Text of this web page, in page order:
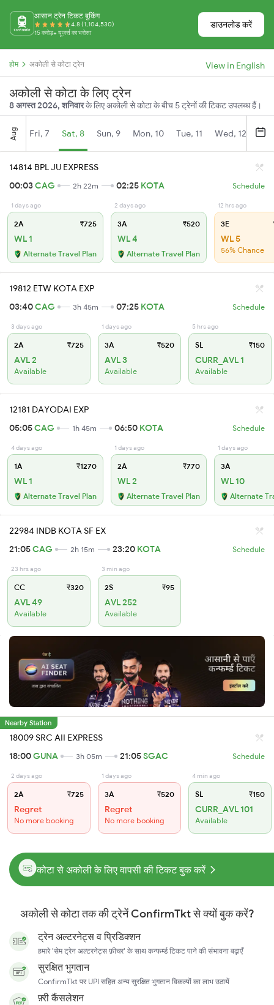
आसान ट्रेन टिकट बुकिंग
4.8 (1,104,530)
15 करोड़+ यूज़र्स का भरोसा
डाउनलोड करें
होम अकोली से कोटा ट्रेन View in English
अकोली से कोटा के लिए ट्रेन
8 अगस्त 2026, शनिवारके लिए अकोली से कोटा के बीच 5 ट्रेनों की टिकट उपलब्ध हैं।
Aug Fri, 7 Sat, 8 Sun, 9 Mon, 10 Tue, 11 Wed, 12
14814 BPL JU EXPRESS
00:03CAG 2h 22m 02:25 KOTA Schedule
1 days ago
2A ₹725
WL 1
Alternate Travel Plan
2 days ago
3A ₹520
WL 4
Alternate Travel Plan
12 hrs ago
3E
WL 5
56% Chance
19812 ETW KOTA EXP
03:40CAG 3h 45m 07:25 KOTA Schedule
3 days ago
2A ₹725
AVL 2
Available
1 days ago
3A ₹520
AVL 3
Available
5 hrs ago
SL ₹150
CURR_AVL 1
Available
12181 DAYODAI EXP
05:05CAG 1h 45m 06:50 KOTA Schedule
4 days ago
1A ₹1270
WL 1
Alternate Travel Plan
1 days ago
2A ₹770
WL 2
Alternate Travel Plan
1 days ago
3A
WL 10
Alternate
22984 INDB KOTA SF EX
21:05CAG 2h 15m 23:20 KOTA Schedule
23 hrs ago
CC ₹320
AVL 49
Available
3 min ago
2S ₹95
AVL 252
Available
Nearby Station
18009 SRC AII EXPRESS
18:00GUNA 3h 05m 21:05SGAC Schedule
2 days ago
2A ₹725
Regret
No more booking
1 days ago
3A ₹520
Regret
No more booking
4 min ago
SL ₹150
CURR_AVL 101
Available
कोटा से अकोली के लिए वापसी की टिकट बुक करें
अकोली से कोटा तक की ट्रेनें ConfirmTkt से क्यों बुक करें?
ट्रेन अल्टरनेट्स व प्रिडिक्शन
हमारे 'सेम ट्रेन अल्टरनेट्स फ़ीचर' के साथ कन्फर्म्ड टिकट पाने की संभावना बढ़ाएँ
सुरक्षित भुगतान
ConfirmTkt पर UPI सहित अन्य सुरक्षित भुगतान विकल्पों का लाभ उठायें
फ़्री कैंसलेशन